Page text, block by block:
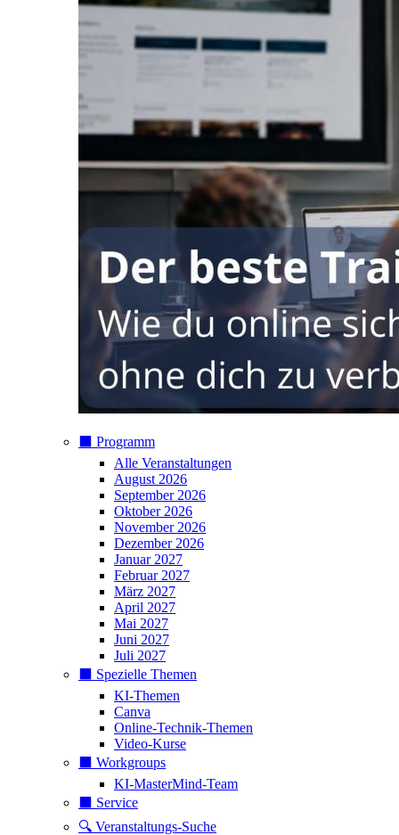
⬛️ Programm
Alle Veranstaltungen
August 2026
September 2026
Oktober 2026
November 2026
Dezember 2026
Januar 2027
Februar 2027
März 2027
April 2027
Mai 2027
Juni 2027
Juli 2027
⬛️ Spezielle Themen
KI-Themen
Canva
Online-Technik-Themen
Video-Kurse
⬛️ Workgroups
KI-MasterMind-Team
⬛️ Service
🔍 Veranstaltungs-Suche